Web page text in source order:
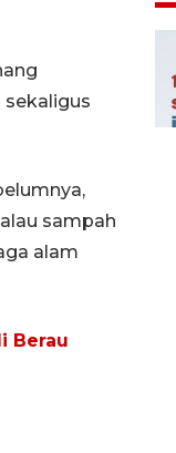
sampah
alam
Berau